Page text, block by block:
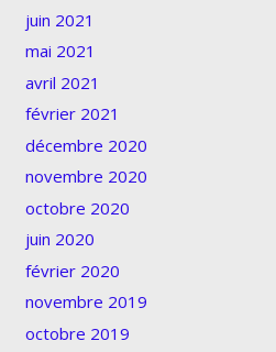
juin 2021
mai 2021
avril 2021
février 2021
décembre 2020
novembre 2020
octobre 2020
juin 2020
février 2020
novembre 2019
octobre 2019